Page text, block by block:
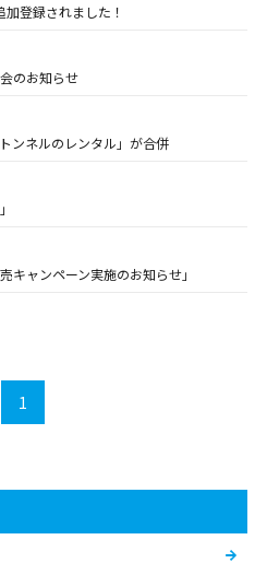
加登録されました！
のお知らせ
ンネルのレンタル」が合併
キャンペーン実施のお知らせ」
1